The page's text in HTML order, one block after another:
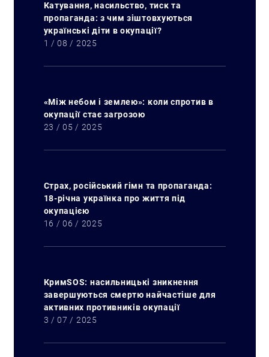
Катування, насильство, тиск та
пропаганда: з чим зіштовхуються
українські діти в окупації?
1 / 08 / 2025
«Між небом і землею»: коли спротив в
окупації стає загрозою
23 / 05 / 2025
Страх, російський гімн та пропаганда:
18-річна українка про життя під
окупацією
16 / 06 / 2025
КримSOS: насильницькі зникнення
завершуються смертю найчастіше для
активних противників окупації
3 / 07 / 2025